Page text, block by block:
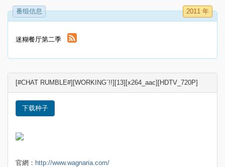
番组信息 2011 年
迷糊餐厅第二季
[#CHAT RUMBLE#][WORKING´!!][13][x264_aac][HDTV_720P]
下载种子
官網： http://www.wagnaria.com/